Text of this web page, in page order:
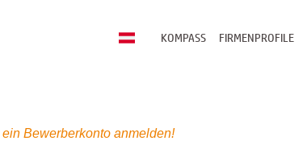
FIRMENPROFILE
KOMPASS
Bewerberkonto anmelden!